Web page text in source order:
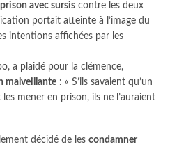
avec sursis contre les deux
portait atteinte à l’image du
intentions affichées par les
a plaidé pour la clémence,
malveillante : « S’ils savaient qu’un
mener en prison, ils ne l’auraient
décidé de les condamner